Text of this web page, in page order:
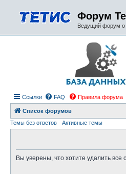
Форум
Ведущий форум о
Ссылки FAQ Правила форума
Список форумов
Темы без ответов
Активные темы
Вы уверены, что хотите удалить